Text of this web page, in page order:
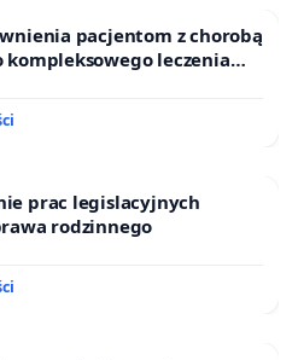
pacjentom z chorobą
kompleksowego leczenia
prac legislacyjnych
rodzinnego